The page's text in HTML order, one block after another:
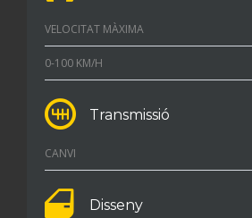
VELOCITAT MÀXIMA
0-100 KM/H
Transmissió
CANVI
Disseny